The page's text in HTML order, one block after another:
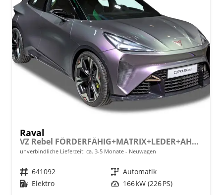
Raval
VZ Rebel FÖRDERFÄHIG+MATRIX+LEDER+AHK+SENNHEISER+ACC+360 KAM+19" ALU
unverbindliche Lieferzeit: ca. 3-5 Monate Neuwagen
Fahrzeugnr. 641092 Getriebe Automatik
Kraftstoff Elektro Leistung 166 kW (226 PS)